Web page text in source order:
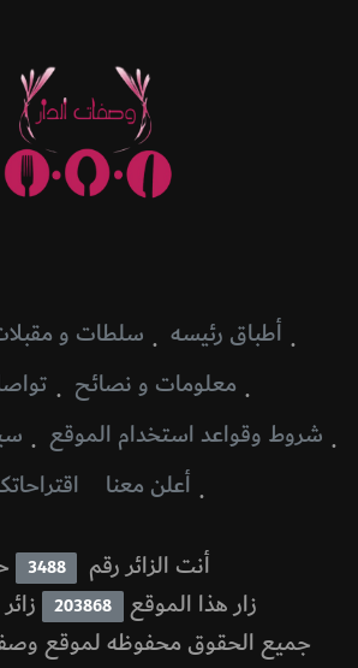
أطباق رئيسه سلطات و
معلومات و نصائح
شروط وقواعد استخدام الموقع
أعلن معنا
أنت الزائر رقم 3488
زار هذا الموقع 203868
جميع الحقوق محفوظه لموقع وصفات